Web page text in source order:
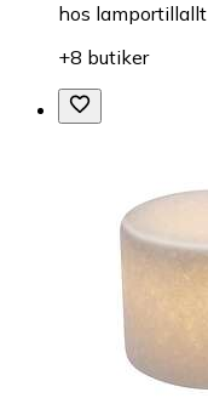
hos lamportillallt
+8 butiker